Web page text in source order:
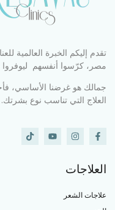
تقدم إليكم الخبرة العالمية
مصر، كرّسوا أنفسهم ليوفروا
جمالك هو غرضنا الأساسي،
العلاج التي تناسب نوع بشرتك.
العلاجات
علاجات الشعر